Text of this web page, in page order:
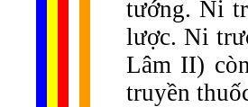
tướng. Ni
lược. Ni
Lâm II)
truyền